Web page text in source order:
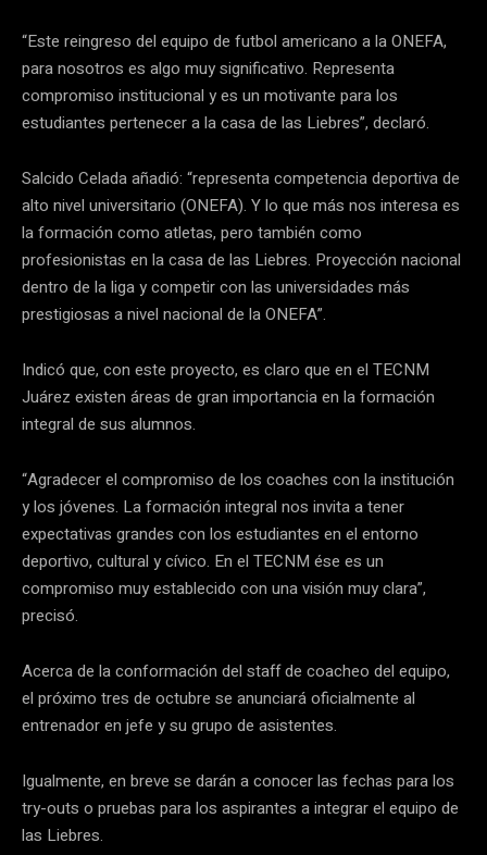
“Este reingreso del equipo de futbol americano a la ONEFA,
para nosotros es algo muy significativo. Representa
compromiso institucional y es un motivante para los
estudiantes pertenecer a la casa de las Liebres”, declaró.
Salcido Celada añadió: “representa competencia deportiva de
alto nivel universitario (ONEFA). Y lo que más nos interesa es
la formación como atletas, pero también como
profesionistas en la casa de las Liebres. Proyección nacional
dentro de la liga y competir con las universidades más
prestigiosas a nivel nacional de la ONEFA”.
Indicó que, con este proyecto, es claro que en el TECNM
Juárez existen áreas de gran importancia en la formación
integral de sus alumnos.
“Agradecer el compromiso de los coaches con la institución
y los jóvenes. La formación integral nos invita a tener
expectativas grandes con los estudiantes en el entorno
deportivo, cultural y cívico. En el TECNM ése es un
compromiso muy establecido con una visión muy clara”,
precisó.
Acerca de la conformación del staff de coacheo del equipo,
el próximo tres de octubre se anunciará oficialmente al
entrenador en jefe y su grupo de asistentes.
Igualmente, en breve se darán a conocer las fechas para los
try-outs o pruebas para los aspirantes a integrar el equipo de
las Liebres.